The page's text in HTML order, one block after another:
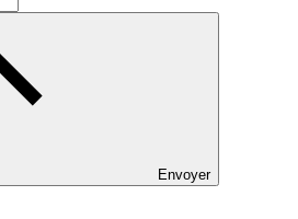
Envoyer